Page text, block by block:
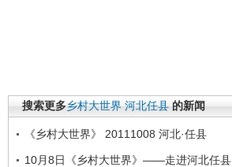
搜索更多乡村大世界 河北任县 的新闻
《乡村大世界》 20111008 河北·任县
10月8日《乡村大世界》——走进河北任县